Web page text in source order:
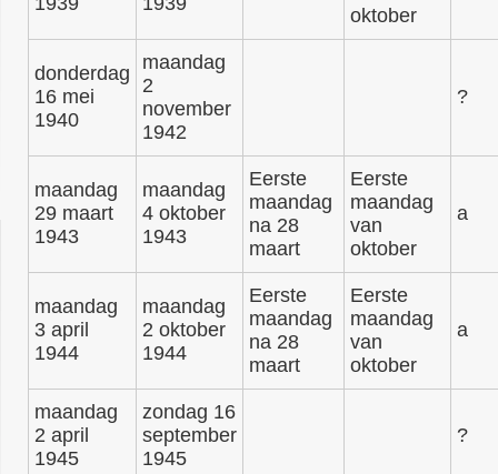
oktober
donderdag
16 mei
1940
maandag
2
november
1942
?
maandag
29 maart
1943
maandag
4 oktober
1943
Eerste
maandag
na 28
maart
Eerste
maandag
van
oktober
a
maandag
3 april
1944
maandag
2 oktober
1944
Eerste
maandag
na 28
maart
Eerste
maandag
van
oktober
a
maandag
2 april
1945
zondag 16
september
1945
?